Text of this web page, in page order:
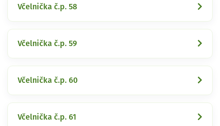
Včelnička č.p. 58
Včelnička č.p. 59
Včelnička č.p. 60
Včelnička č.p. 61